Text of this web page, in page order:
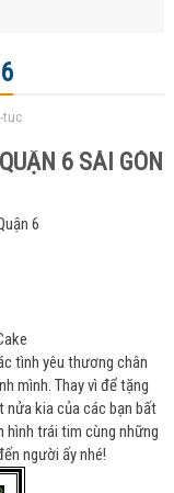
tuc
6 SÀI GÒN
6
tình yêu thương chân
mình. Thay vì để tặng
nửa kia của các bạn bất
trái tim cùng những
người ấy nhé!